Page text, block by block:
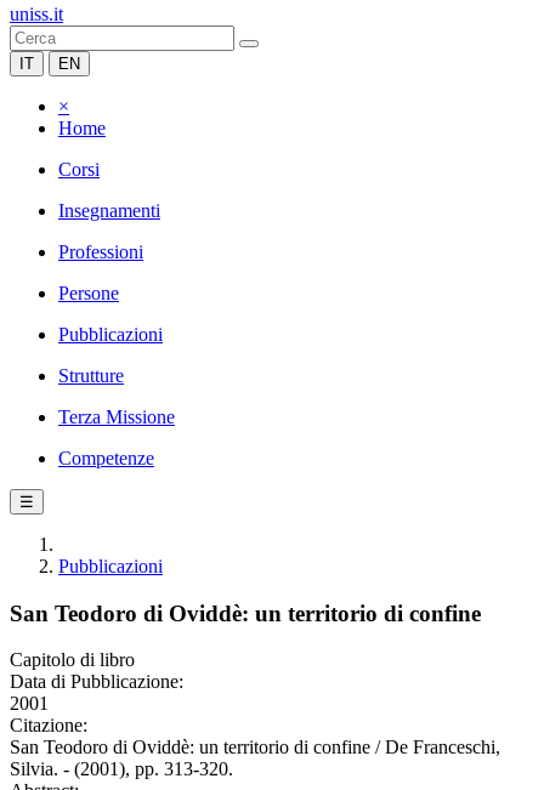
uniss.it
IT EN
×
Home
Corsi
Insegnamenti
Professioni
Persone
Pubblicazioni
Strutture
Terza Missione
Competenze
☰
Pubblicazioni
San Teodoro di Oviddè: un territorio di confine
Capitolo di libro
Data di Pubblicazione:
2001
Citazione:
San Teodoro di Oviddè: un territorio di confine / De Franceschi,
Silvia. - (2001), pp. 313-320.